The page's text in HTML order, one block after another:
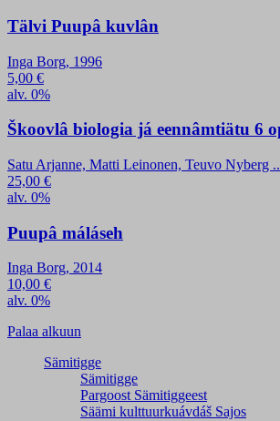
Tälvi Puupâ kuvlân
Inga Borg, 1996
5,00 €
alv. 0%
Škoovlâ biologia já eennâmtiätu 6
Satu Arjanne, Matti Leinonen, Teuvo Nyberg
25,00 €
alv. 0%
Puupâ máláseh
Inga Borg, 2014
10,00 €
alv. 0%
Palaa alkuun
Sämitigge
Sämitigge
Pargoost Sämitiggeest
Säämi kulttuurkuávdáš Sajos